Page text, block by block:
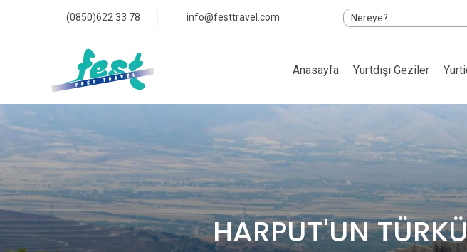
(0850)622 33 78 info@festtravel.com
Anasayfa Yurtdışı Geziler
HARPUT'UN